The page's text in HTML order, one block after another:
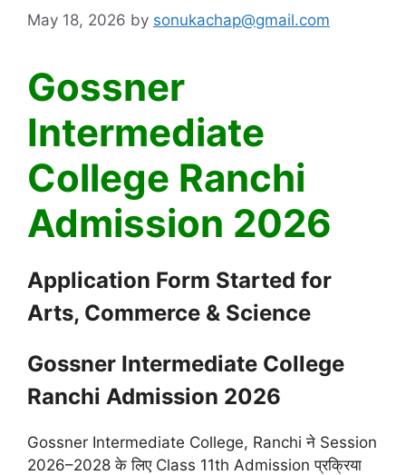
May 18, 2026 by sonukachap@gmail.com
Gossner
Intermediate
College Ranchi
Admission 2026
Application Form Started for
Arts, Commerce & Science
Gossner Intermediate College
Ranchi Admission 2026
Gossner Intermediate College, Ranchi ने Session
2026–2028 के लिए Class 11th Admission प्रक्रिया